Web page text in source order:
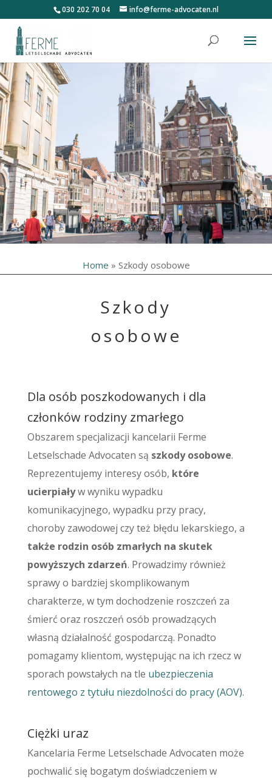
030 202 70 04 info@ferme-advocaten.nl
Home » Szkody osobowe
Szkody
osobowe
Dla osób poszkodowanych i dla
członków rodziny zmarłego
Obszarem specjalizacji kancelarii Ferme
Letselschade Advocaten są szkody osobowe.
Reprezentujemy interesy osób, które
ucierpiaływ wyniku wypadku
komunikacyjnego, wypadku przy pracy,
choroby zawodowej czy też błędu lekarskiego, a
także rodzin osób zmarłych na skutek
powyższych zdarzeń. Prowadzimy również
sprawy o bardziej skomplikowanym
charakterze, w tym dochodzenie roszczeń za
śmierć oraz roszczeń osób prowadzących
własną działalność gospodarczą. Ponadto
pomagamy klientom, występując na ich rzecz w
sporach powstałych na tle ubezpieczenia
rentowego z tytułu niezdolności do pracy (AOV).
Ciężki uraz
Kancelaria Ferme Letselschade Advocaten może
pochwalić się bogatym doświadczeniem w